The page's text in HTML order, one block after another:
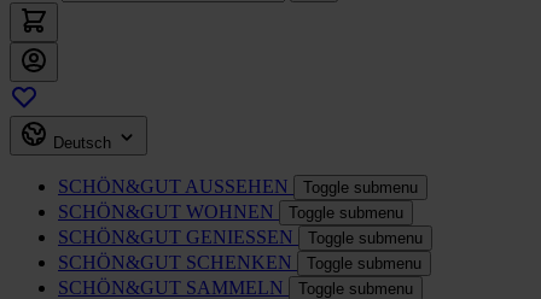
Deutsch
SCHÖN&GUT AUSSEHEN Toggle submenu
SCHÖN&GUT WOHNEN Toggle submenu
SCHÖN&GUT GENIESSEN Toggle submenu
SCHÖN&GUT SCHENKEN Toggle submenu
SCHÖN&GUT SAMMELN Toggle submenu